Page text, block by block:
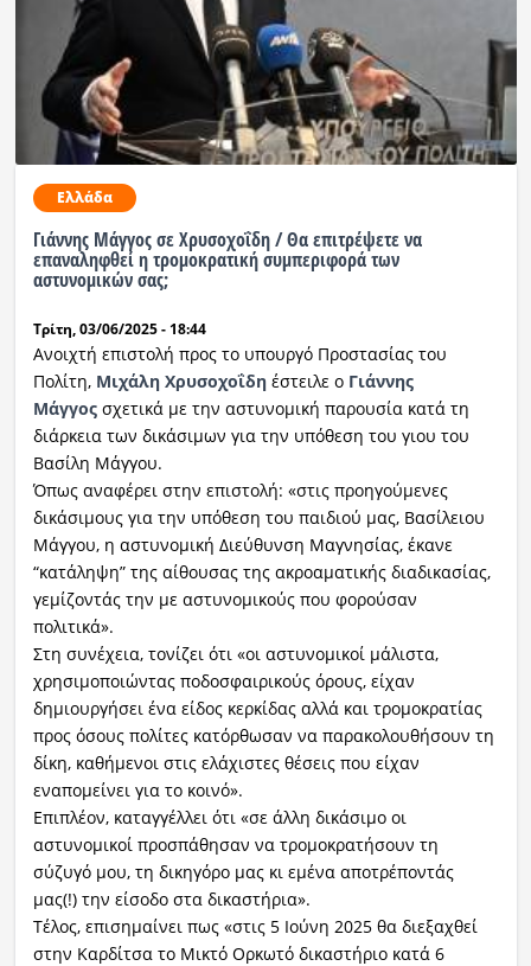
Ελλάδα
Γιάννης Μάγγος σε Χρυσοχοΐδη / Θα επιτρέψετε να
επαναληφθεί η τρομοκρατική συμπεριφορά των
αστυνομικών σας;
Τρίτη, 03/06/2025 - 18:44
Ανοιχτή επιστολή προς το υπουργό Προστασίας του
Πολίτη, Μιχάλη Χρυσοχοΐδηέστειλε ο Γιάννης
Μάγγοςσχετικά με την αστυνομική παρουσία κατά τη
διάρκεια των δικάσιμων για την υπόθεση του γιου του
Βασίλη Μάγγου.
Όπως αναφέρει στην επιστολή: «στις προηγούμενες
δικάσιμους για την υπόθεση του παιδιού μας, Βασίλειου
Μάγγου, η αστυνομική Διεύθυνση Μαγνησίας, έκανε
“κατάληψη” της αίθουσας της ακροαματικής διαδικασίας,
γεμίζοντάς την με αστυνομικούς που φορούσαν
πολιτικά».
Στη συνέχεια, τονίζει ότι «οι αστυνομικοί μάλιστα,
χρησιμοποιώντας ποδοσφαιρικούς όρους, είχαν
δημιουργήσει ένα είδος κερκίδας αλλά και τρομοκρατίας
προς όσους πολίτες κατόρθωσαν να παρακολουθήσουν τη
δίκη, καθήμενοι στις ελάχιστες θέσεις που είχαν
εναπομείνει για το κοινό».
Επιπλέον, καταγγέλλει ότι «σε άλλη δικάσιμο οι
αστυνομικοί προσπάθησαν να τρομοκρατήσουν τη
σύζυγό μου, τη δικηγόρο μας κι εμένα αποτρέποντάς
μας(!) την είσοδο στα δικαστήρια».
Τέλος, επισημαίνει πως «στις 5 Ιούνη 2025 θα διεξαχθεί
στην Καρδίτσα το Μικτό Ορκωτό δικαστήριο κατά 6